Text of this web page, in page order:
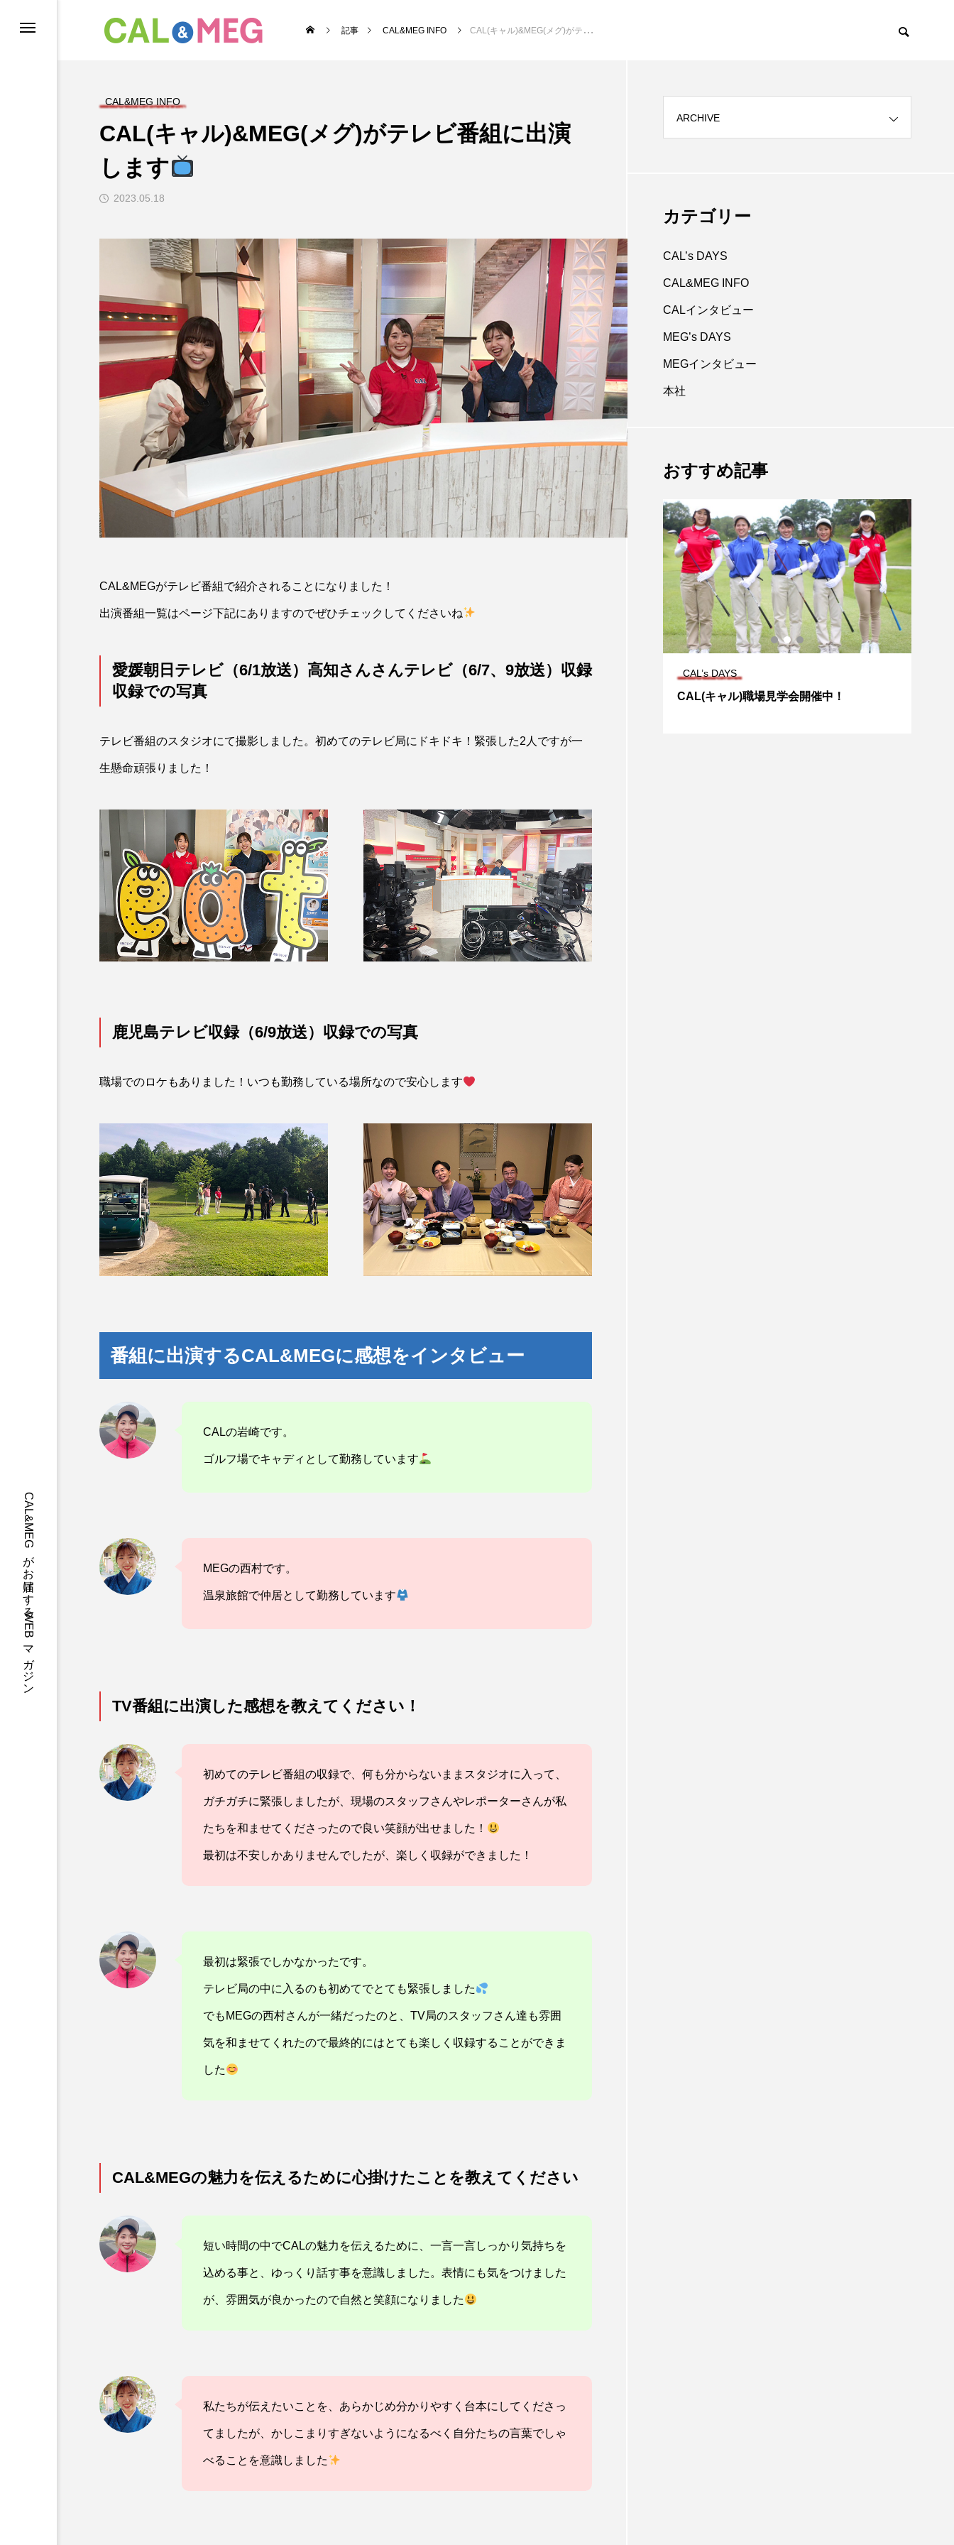
CAL&MEGがお届けするWEBマガジン
CAL’s DAYS
CAL(キャル)職場見学
会開催中！
CAL&ME
G
2024.08.25
MEG’s DAYS
MEG(メグ)オンライン
企業説明会開催！
CAL&ME
G
2024.08.25
2023.3.16 合同入社式
2023.04.15
CAL&MEG
タグリスト
プライベート 大自然
寮 採用試験 着物 福利厚生
記事 CAL&MEG INFO CAL(キャル)&MEG(メグ)がテレビ番組に出演します
CAL&MEG INFO
CAL(キャル)&MEG(メグ)がテレビ番組に出演
します
2023.05.18
CAL&MEGがテレビ番組で紹介されることになりました！
出演番組一覧はページ下記にありますのでぜひチェックしてくださいね
愛媛朝日テレビ（6/1放送）高知さんさんテレビ（6/7、9放送）収録
収録での写真
テレビ番組のスタジオにて撮影しました。初めてのテレビ局にドキドキ！緊張した2人ですが一
生懸命頑張りました！
鹿児島テレビ収録（6/9放送）収録での写真
職場でのロケもありました！いつも勤務している場所なので安心します
番組に出演するCAL&MEGに感想をインタビュー
CALの岩崎です。
ゴルフ場でキャディとして勤務しています
MEGの西村です。
温泉旅館で仲居として勤務しています
TV番組に出演した感想を教えてください！
初めてのテレビ番組の収録で、何も分からないままスタジオに入って、
ガチガチに緊張しましたが、現場のスタッフさんやレポーターさんが私
たちを和ませてくださったので良い笑顔が出せました！
最初は不安しかありませんでしたが、楽しく収録ができました！
最初は緊張でしかなかったです。
テレビ局の中に入るのも初めてでとても緊張しました
でもMEGの西村さんが一緒だったのと、TV局のスタッフさん達も雰囲
気を和ませてくれたので最終的にはとても楽しく収録することができま
した
CAL&MEGの魅力を伝えるために心掛けたことを教えてください
短い時間の中でCALの魅力を伝えるために、一言一言しっかり気持ちを
込める事と、ゆっくり話す事を意識しました。表情にも気をつけました
が、雰囲気が良かったので自然と笑顔になりました
私たちが伝えたいことを、あらかじめ分かりやすく台本にしてくださっ
てましたが、かしこまりすぎないようになるべく自分たちの言葉でしゃ
べることを意識しました
ARCHIVE
カテゴリー
CAL’s DAYS
CAL&MEG INFO
CALインタビュー
MEG’s DAYS
MEGインタビュー
本社
おすすめ記事
MEG’s DAYS
新生活特集！MEGは最初にかかるお金が節
MEG’s DAYS CAL’s DAYS
CAL(キャル)職場見学会開催中！